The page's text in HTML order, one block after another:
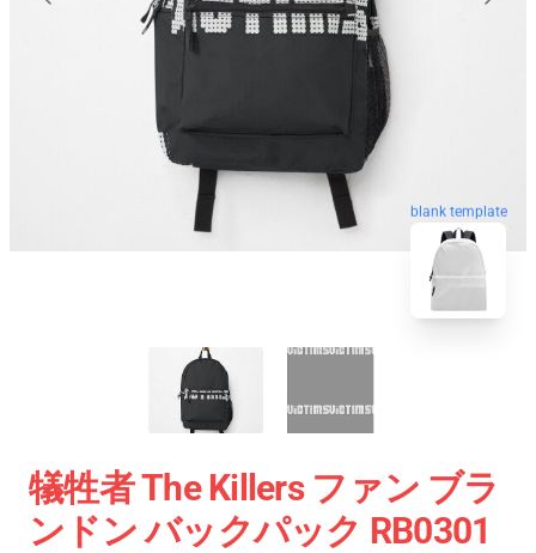
blank template
犠牲者 The Killers ファン ブラ
ンドン バックパック RB0301